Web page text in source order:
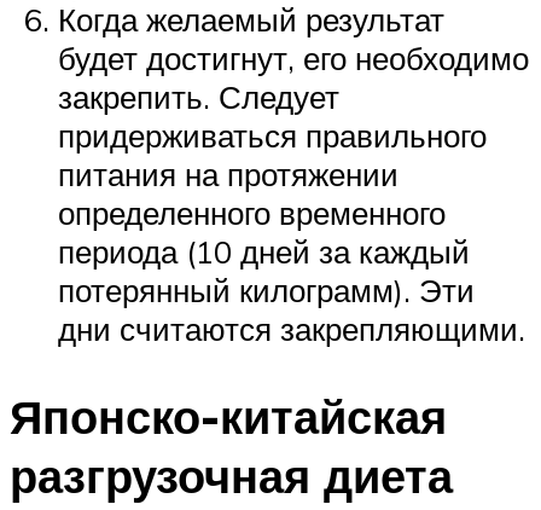
Когда желаемый результат
будет достигнут, его необходимо
закрепить. Следует
придерживаться правильного
питания на протяжении
определенного временного
периода (10 дней за каждый
потерянный килограмм). Эти
дни считаются закрепляющими.
Японско-китайская
разгрузочная диета